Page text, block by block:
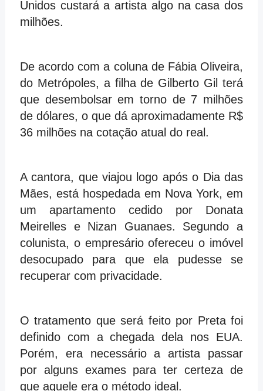
Unidos custará a artista algo na casa dos
milhões.
De acordo com a coluna de Fábia Oliveira,
do Metrópoles, a filha de Gilberto Gil terá
que desembolsar em torno de 7 milhões
de dólares, o que dá aproximadamente R$
36 milhões na cotação atual do real.
A cantora, que viajou logo após o Dia das
Mães, está hospedada em Nova York, em
um apartamento cedido por Donata
Meirelles e Nizan Guanaes. Segundo a
colunista, o empresário ofereceu o imóvel
desocupado para que ela pudesse se
recuperar com privacidade.
O tratamento que será feito por Preta foi
definido com a chegada dela nos EUA.
Porém, era necessário a artista passar
por alguns exames para ter certeza de
que aquele era o método ideal.